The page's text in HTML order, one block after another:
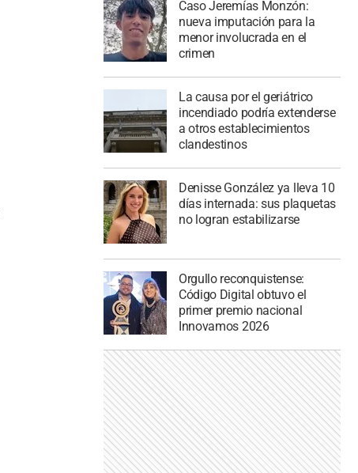
Caso Jeremías Monzón:
nueva imputación para la
menor involucrada en el
crimen
La causa por el geriátrico
incendiado podría extenderse
a otros establecimientos
clandestinos
Denisse González ya lleva 10
días internada: sus plaquetas
no logran estabilizarse
Orgullo reconquistense:
Código Digital obtuvo el
primer premio nacional
Innovamos 2026